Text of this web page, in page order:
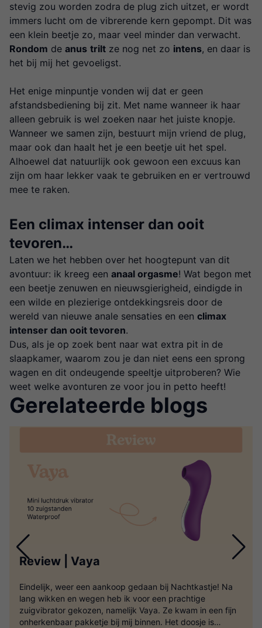
stevig zou worden zodra de plug zich uitzet, er wordt
immers lucht om de vibrerende kern gepompt. Dit was
een klein beetje zo, maar veel minder dan verwacht.
Rondom de anus trilt ze nog net zo intens, en daar is
het bij mij het gevoeligst.
Het enige minpuntje vonden wij dat er geen
afstandsbediening bij zit. Met name wanneer ik haar
alleen gebruik is wel zoeken naar het juiste knopje.
Wanneer we samen zijn, bestuurt mijn vriend de plug,
maar ook dan haalt het je een beetje uit het spel.
Alhoewel dat natuurlijk ook gewoon een excuus kan
zijn om haar lekker vaak te gebruiken en er vertrouwd
mee te raken.
Een climax intenser dan ooit
tevoren…
Laten we het hebben over het hoogtepunt van dit
avontuur: ik kreeg een anaal orgasme! Wat begon met
een beetje zenuwen en nieuwsgierigheid, eindigde in
een wilde en plezierige ontdekkingsreis door de
wereld van nieuwe anale sensaties en een climax
intenser dan ooit tevoren.
Dus, als je op zoek bent naar wat extra pit in de
slaapkamer, waarom zou je dan niet eens een sprong
wagen en dit ondeugende speeltje uitproberen? Wie
weet welke avonturen ze voor jou in petto heeft!
Gerelateerde blogs
Review | Vaya
Eindelijk, weer een aankoop gedaan bij Nachtkastje! Na
lang wikken en wegen heb ik voor een prachtige
zuigvibrator gekozen, namelijk Vaya. Ze kwam in een fijn
onherkenbaar pakketje bij mij binnen. Het doosje is